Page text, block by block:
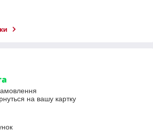
на вашу картку